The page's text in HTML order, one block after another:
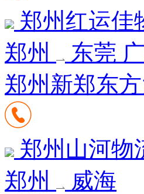
郑州红运佳
郑州
东莞
郑州新郑东
郑州山河物
郑州
威海